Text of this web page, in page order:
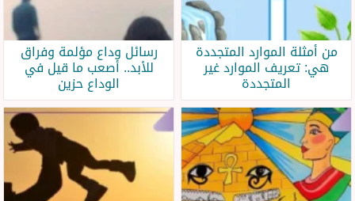
من أمثلة الموارد المتجددة
هي: تعريف الموارد غير
المتجددة
رسائل وداع مؤلمة وفراق
للأبد.. أصعب ما قيل في
الوداع حزين